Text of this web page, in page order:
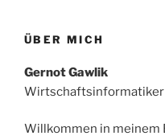
ÜBER MICH
Gernot Gawlik
Wirtschaftsinformatiker
Willkommen in meinem